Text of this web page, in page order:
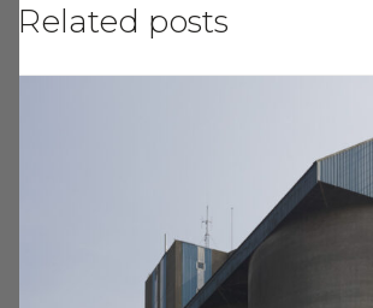
Related posts